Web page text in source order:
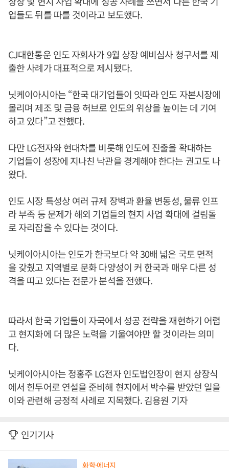
업들도 뒤를 따를 것이라고 보도했다.
CJ대한통운 인도 자회사가 9월 상장 예비심사 청구서를 제
출한 사례가 대표적으로 제시됐다.
닛케이아시아는 “한국 대기업들이 잇따라 인도 자본시장에
몰리며 제조 및 금융 허브로 인도의 위상을 높이는 데 기여
하고 있다”고 전했다.
다만 LG전자와 현대차를 비롯해 인도에 진출을 확대하는
기업들이 성장에 지나친 낙관을 경계해야 한다는 권고도 나
왔다.
인도 시장 특성상 여러 규제 장벽과 환율 변동성, 물류 인프
라 부족 등 문제가 해외 기업들의 현지 사업 확대에 걸림돌
로 자리잡을 수 있다는 것이다.
닛케이아시아는 인도가 한국보다 약 30배 넓은 국토 면적
을 갖췄고 지역별로 문화 다양성이 커 한국과 매우 다른 성
격을 띠고 있다는 전문가 분석을 전했다.
따라서 한국 기업들이 자국에서 성공 전략을 재현하기 어렵
고 현지화에 더 많은 노력을 기울여야만 할 것이라는 의미
다.
닛케이아시아는 정홍주 LG전자 인도법인장이 현지 상장식
에서 힌두어로 연설을 준비해 현지에서 박수를 받았던 일을
이와 관련해 긍정적 사례로 지목했다. 김용원 기자
인기기사
화학·에너지